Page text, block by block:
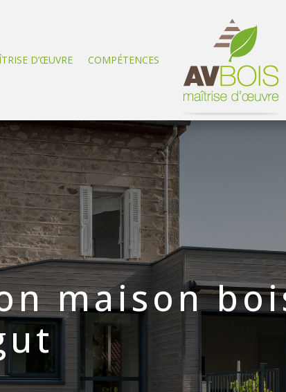
D’ŒUVRE COMPÉTENCES
maison